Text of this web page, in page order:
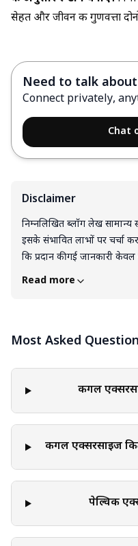
सेहत और जीवन की गुणवत्ता
Need to talk
Connect privately,
Chat
Disclaimer
निम्नलिखित ब्लॉग लेख
इसके संभावित लाभों पर चर्चा
कि प्रदान की गई जानकारी
व्यक्तिगत व्यायाम सलाह या
जानकारी हर किसी के लिए
सकता है, किसी भी चिकित्सा
सकता है जो आपके लिए सुरक्षित
गतिविधि में भाग लेने से
संभावित चोट के किसी भी लक्षण
अन्य संबंधित लक्षणों का अनुभव
गतिविधि विशिष्ट चिकित्सा
Read more
Most Asked
कीगल
कीगल एक्सरसाइज
पेल्विक